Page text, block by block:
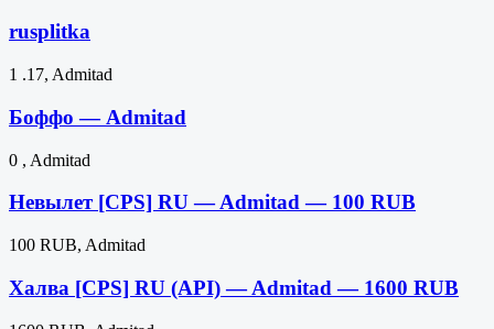
rusplitka
1 .17, Admitad
Боффо — Admitad
0 , Admitad
Невылет [CPS] RU — Admitad — 100 RUB
100 RUB, Admitad
Халва [CPS] RU (API) — Admitad — 1600 RUB